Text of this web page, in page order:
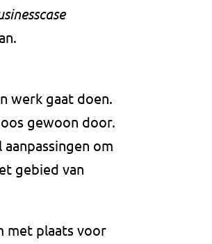
werk gaat doen.
gewoon door.
om
gebied van
met plaats voor